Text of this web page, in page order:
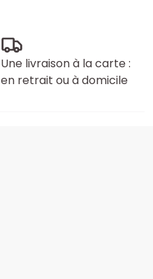
Une livraison à la carte :
en retrait ou à domicile